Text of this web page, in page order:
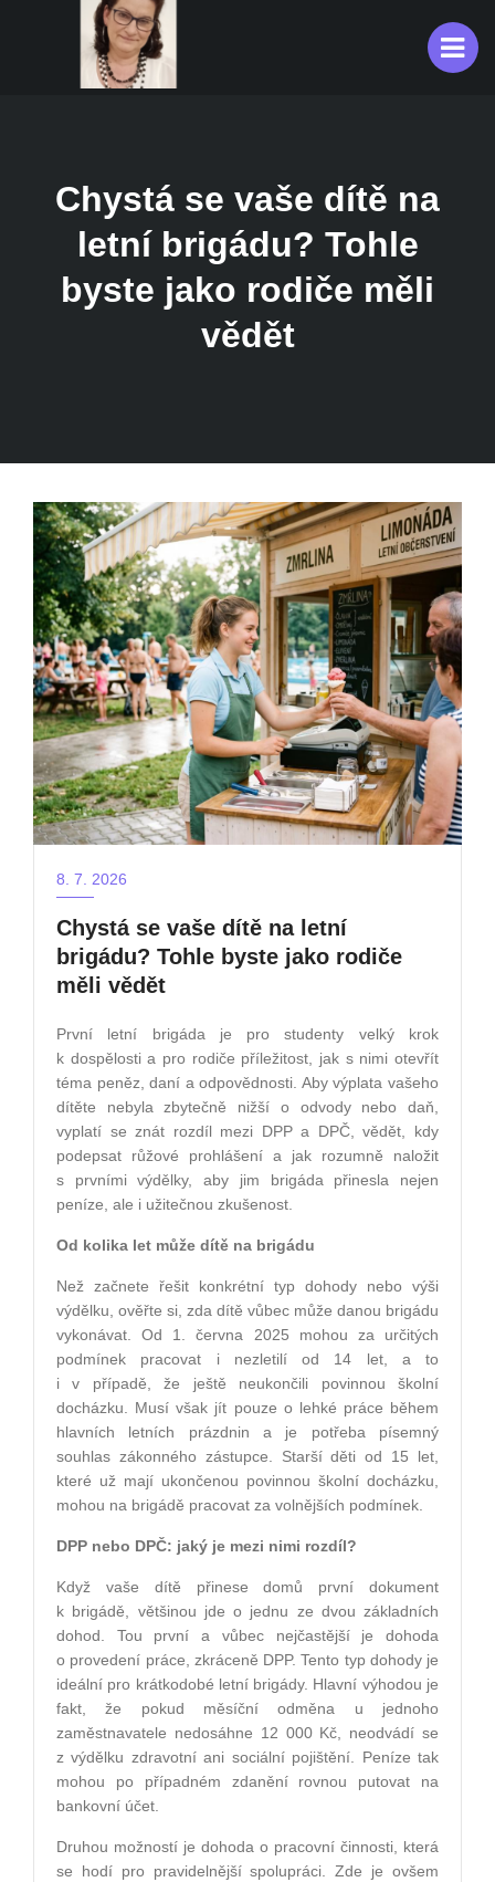
Chystá se vaše dítě na
letní brigádu? Tohle
byste jako rodiče měli
vědět
8. 7. 2026
Chystá se vaše dítě na letní
brigádu? Tohle byste jako rodiče
měli vědět
První letní brigáda je pro studenty velký krok
k dospělosti a pro rodiče příležitost, jak s nimi otevřít
téma peněz, daní a odpovědnosti. Aby výplata vašeho
dítěte nebyla zbytečně nižší o odvody nebo daň,
vyplatí se znát rozdíl mezi DPP a DPČ, vědět, kdy
podepsat růžové prohlášení a jak rozumně naložit
s prvními výdělky, aby jim brigáda přinesla nejen
peníze, ale i užitečnou zkušenost.
Od kolika let může dítě na brigádu
Než začnete řešit konkrétní typ dohody nebo výši
výdělku, ověřte si, zda dítě vůbec může danou brigádu
vykonávat. Od 1. června 2025 mohou za určitých
podmínek pracovat i nezletilí od 14 let, a to
i v případě, že ještě neukončili povinnou školní
docházku. Musí však jít pouze o lehké práce během
hlavních letních prázdnin a je potřeba písemný
souhlas zákonného zástupce. Starší děti od 15 let,
které už mají ukončenou povinnou školní docházku,
mohou na brigádě pracovat za volnějších podmínek.
DPP nebo DPČ: jaký je mezi nimi rozdíl?
Když vaše dítě přinese domů první dokument
k brigádě, většinou jde o jednu ze dvou základních
dohod. Tou první a vůbec nejčastější je dohoda
o provedení práce, zkráceně DPP. Tento typ dohody je
ideální pro krátkodobé letní brigády. Hlavní výhodou je
fakt, že pokud měsíční odměna u jednoho
zaměstnavatele nedosáhne 12 000 Kč, neodvádí se
z výdělku zdravotní ani sociální pojištění. Peníze tak
mohou po případném zdanění rovnou putovat na
bankovní účet.
Druhou možností je dohoda o pracovní činnosti, která
se hodí pro pravidelnější spolupráci. Zde je ovšem